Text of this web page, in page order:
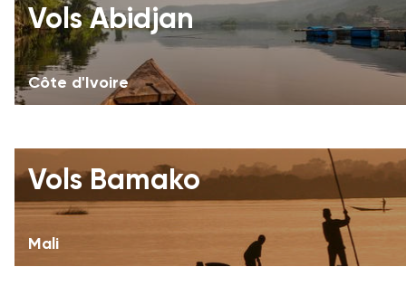
Côte d'Ivoire
Vols Abidjan
Mali
Vols Bamako